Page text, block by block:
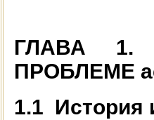
ГЛАВА 1.
ПРОБЛЕМЕ
1.1 История